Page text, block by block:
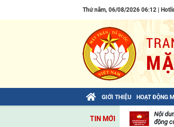
Thứ năm, 06/08/2026 06:12 |
GIỚI THIỆU HOẠT ĐỘNG
TIN MỚI
Bài viết của Tổng Bí thư Tô Lâm: TIẾN
Nội
động